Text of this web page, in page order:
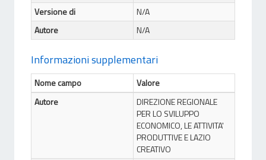
Versione di
N/A
Autore
N/A
Informazioni supplementari
Nome campo
Valore
Autore
DIREZIONE REGIONALE
PER LO SVILUPPO
ECONOMICO, LE ATTIVITA'
PRODUTTIVE E LAZIO
CREATIVO